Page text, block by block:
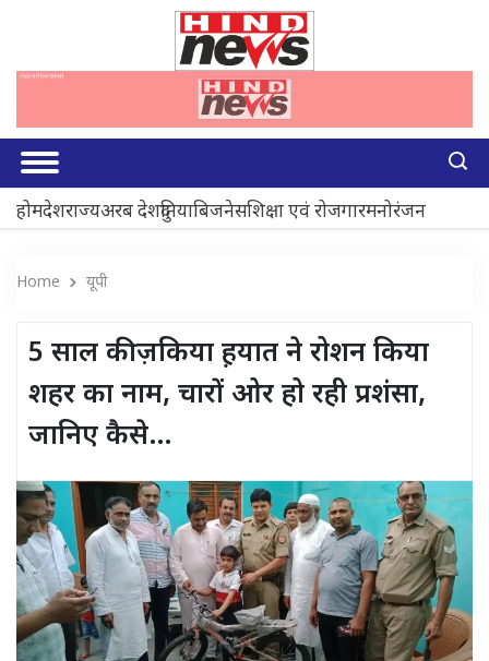
होमदेशराज्यअरब देशदुनियाबिजनेसशिक्षा एवं रोजगारमनोरंजन
Home यूपी
5 साल की ज़किया ह़यात ने रोशन किया
शहर का नाम, चारों ओर हो रही प्रशंसा,
जानिए कैसे…